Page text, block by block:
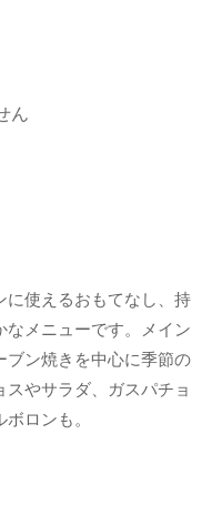
ん
に使えるおもてなし、持
なメニューです。メイン
ブン焼きを中心に季節の
やサラダ、ガスパチョ
ロンも。